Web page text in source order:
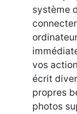
système
vos
écrit
propres
photos